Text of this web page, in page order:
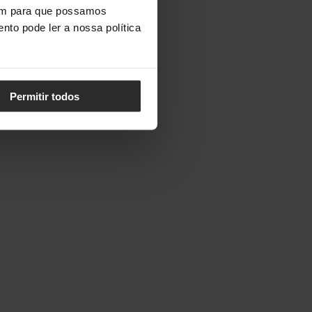
para que possamos
pode ler a nossa política
Permitir todos